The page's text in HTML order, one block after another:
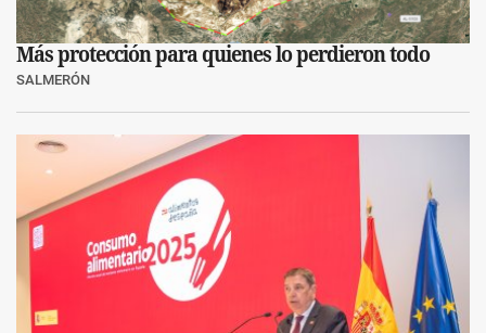
Más protección para quienes lo perdieron todo
SALMERÓN